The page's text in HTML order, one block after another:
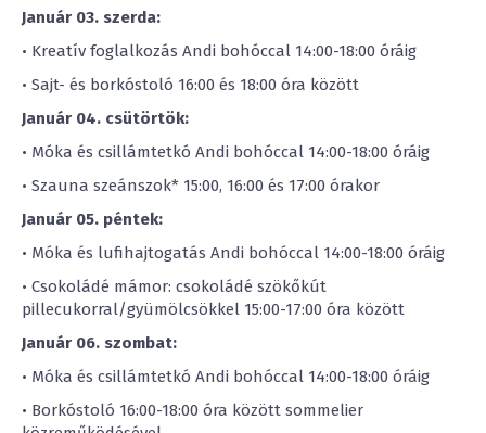
Január 03. szerda:
• Kreatív foglalkozás Andi bohóccal 14:00-18:00 óráig
• Sajt- és borkóstoló 16:00 és 18:00 óra között
Január 04. csütörtök:
• Móka és csillámtetkó Andi bohóccal 14:00-18:00 óráig
• Szauna szeánszok* 15:00, 16:00 és 17:00 órakor
Január 05. péntek:
• Móka és lufihajtogatás Andi bohóccal 14:00-18:00 óráig
• Csokoládé mámor: csokoládé szökőkút
pillecukorral/gyümölcsökkel 15:00-17:00 óra között
Január 06. szombat:
• Móka és csillámtetkó Andi bohóccal 14:00-18:00 óráig
• Borkóstoló 16:00-18:00 óra között sommelier